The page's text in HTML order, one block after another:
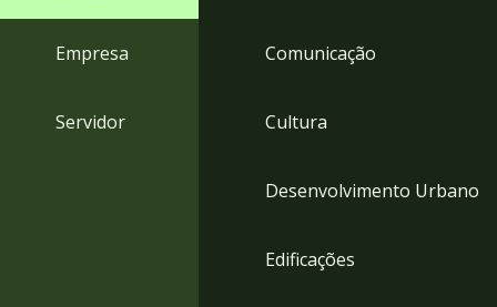
Empresa
Servidor
Comunicação
Cultura
Desenvolvimento Urbano
Edificações